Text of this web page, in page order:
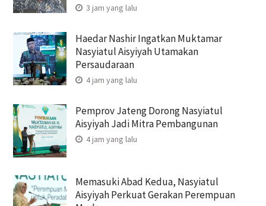
3 jam yang lalu
Haedar Nashir Ingatkan Muktamar
Nasyiatul Aisyiyah Utamakan
Persaudaraan
4 jam yang lalu
Pemprov Jateng Dorong Nasyiatul
Aisyiyah Jadi Mitra Pembangunan
4 jam yang lalu
Memasuki Abad Kedua, Nasyiatul
Aisyiyah Perkuat Gerakan Perempuan